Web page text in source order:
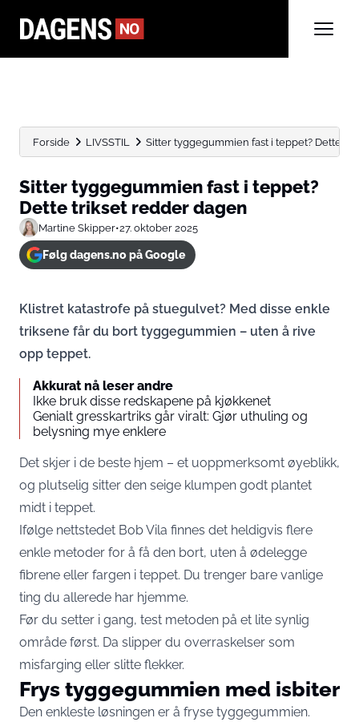
Forside LIVSSTIL Sitter tyggegummien fast i teppet? Dette
Sitter tyggegummien fast i teppet?
Dette trikset redder dagen
Martine Skipper•27. oktober 2025
Følg dagens.no på Google
Klistret katastrofe på stuegulvet? Med disse enkle
triksene får du bort tyggegummien – uten å rive
opp teppet.
Akkurat nå leser andre
Ikke bruk disse redskapene på kjøkkenet
Genialt gresskartriks går viralt: Gjør uthuling og
belysning mye enklere
Det skjer i de beste hjem – et uoppmerksomt øyeblikk,
og plutselig sitter den seige klumpen godt plantet
midt i teppet.
Ifølge nettstedet Bob Vila finnes det heldigvis flere
enkle metoder for å få den bort, uten å ødelegge
fibrene eller fargen i teppet. Du trenger bare vanlige
ting du allerede har hjemme.
Før du setter i gang, test metoden på et lite synlig
område først. Da slipper du overraskelser som
misfarging eller slitte flekker.
Frys tyggegummien med isbiter
Den enkleste løsningen er å fryse tyggegummien.